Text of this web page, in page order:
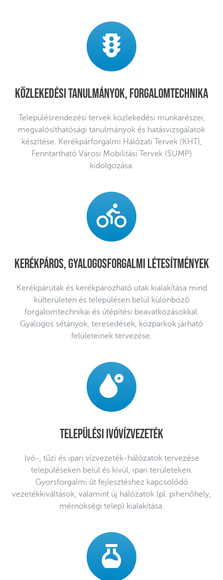
Közlekedési tanulmányok, forgalomtechnika
Településrendezési tervek közlekedési munkarészei,
megvalósíthatósági tanulmányok és hatásvizsgálatok
készítése. Kerékpárforgalmi Hálózati Tervek (KHT),
Fenntartható Városi Mobilitási Tervek (SUMP)
kidolgozása.
Kerékpáros, gyalogosforgalmi létesítmények
Kerékpárutak és kerékpározható utak kialakítása mind
külterületen és településen belül különböző
forgalomtechnikai és útépítési beavatkozásokkal.
Gyalogos sétányok, teresedések, közparkok járható
felületeinek tervezése.
Települési ivóvízvezeték
Ivó-, tűzi és ipari vízvezeték-hálózatok tervezése
településeken belül és kívül, ipari területeken.
Gyorsforgalmi út fejlesztéshez kapcsolódó
vezetékkiváltások, valamint új hálózatok (pl. pihenőhely,
mérnökségi telep) kialakítása.